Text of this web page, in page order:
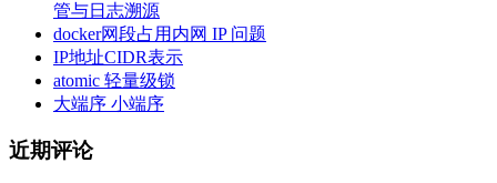
管与日志溯源
docker网段占用内网 IP 问题
IP地址CIDR表示
atomic 轻量级锁
大端序 小端序
近期评论